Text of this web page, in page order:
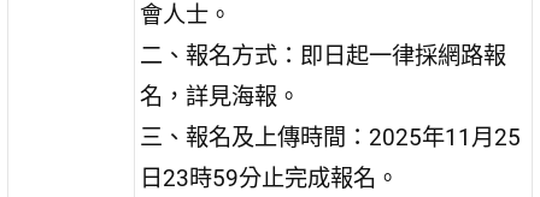
會人士。
二、報名方式：即日起一律採網路報
名，詳見海報。
三、報名及上傳時間：2025年11月25
日23時59分止完成報名。